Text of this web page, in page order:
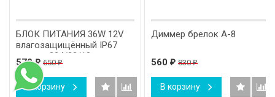
БЛОК ПИТАНИЯ 36W 12V
влагозащищённый IP67
размер 224/23/18 мм.
570₽ 650₽
В корзину
Диммер брелок A-8
560 ₽ 830₽
В корзину